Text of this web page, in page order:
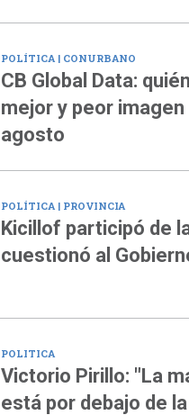
POLÍTICA | CONURBANO
CB Global Data:
mejor y peor
agosto
POLÍTICA | PROVINCIA
Kicillof participó de
cuestionó al
POLITICA
Victorio Pirillo: "La
está por debajo de